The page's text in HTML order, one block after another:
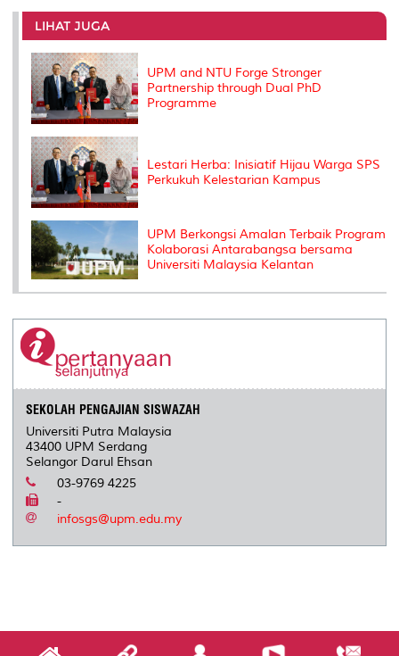
e
b
o
o
k
t
e
r
e
I
l
L
n
P
e
s
t
LIHAT JUGA
UPM and NTU Forge Stronger
Partnership through Dual PhD
Programme
Lestari Herba: Inisiatif Hijau Warga SPS
Perkukuh Kelestarian Kampus
UPM Berkongsi Amalan Terbaik Program
Kolaborasi Antarabangsa bersama
Universiti Malaysia Kelantan
SEKOLAH PENGAJIAN SISWAZAH
Universiti Putra Malaysia
43400 UPM Serdang
Selangor Darul Ehsan
03-9769 4225
-
infosgs@upm.edu.my